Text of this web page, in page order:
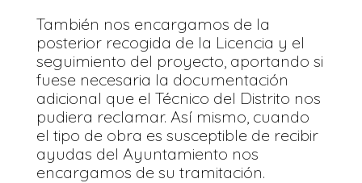
También nos encargamos de la
posterior recogida de la Licencia y el
seguimiento del proyecto, aportando si
fuese necesaria la documentación
adicional que el Técnico del Distrito nos
pudiera reclamar. Así mismo, cuando
el tipo de obra es susceptible de recibir
ayudas del Ayuntamiento nos
encargamos de su tramitación.